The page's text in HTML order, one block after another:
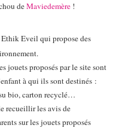
deMaviedemère !
Eveil qui propose des
jouets proposés par le site sont
à qui ils sont destinés :
bio, carton recyclé…
recueillir les avis de
sur les jouets proposés